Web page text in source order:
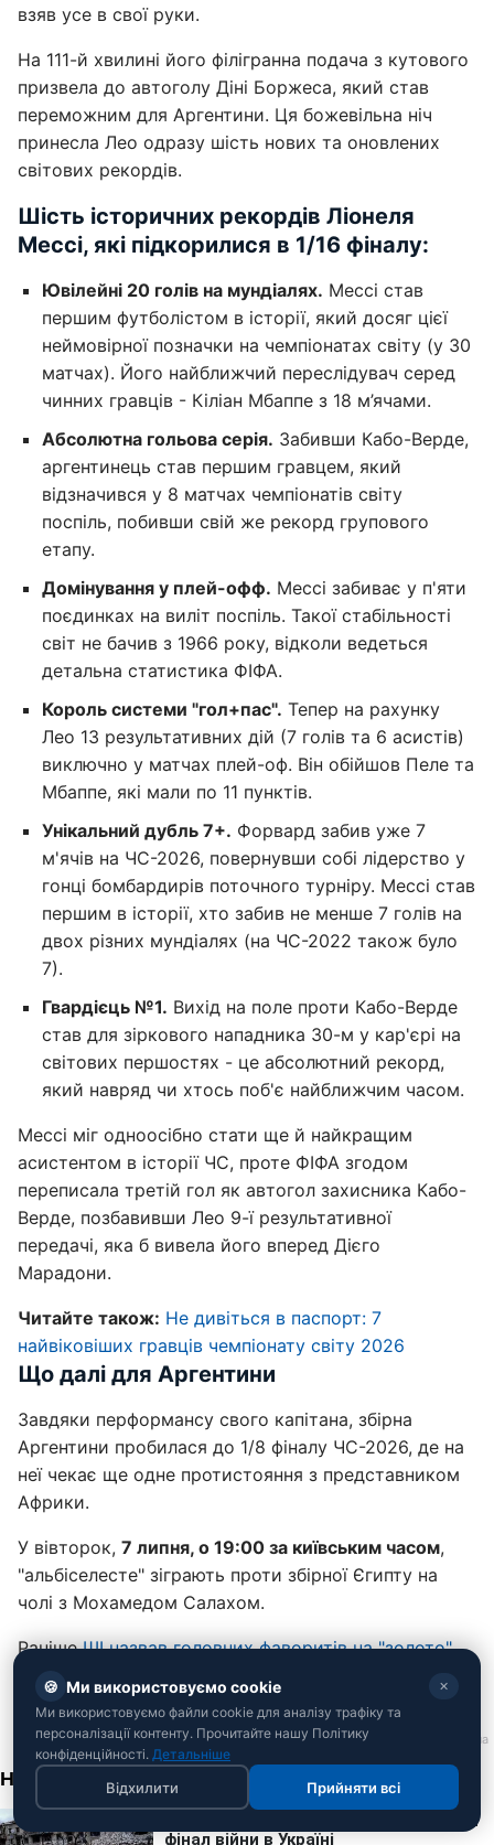
взяв усе в свої руки.
На 111-й хвилині його філігранна подача з кутового
призвела до автоголу Діні Боржеса, який став
переможним для Аргентини. Ця божевільна ніч
принесла Лео одразу шість нових та оновлених
світових рекордів.
Шість історичних рекордів Ліонеля
Мессі, які підкорилися в 1/16 фіналу:
Ювілейні 20 голів на мундіалях. Мессі став
першим футболістом в історії, який досяг цієї
неймовірної позначки на чемпіонатах світу (у 30
матчах). Його найближчий переслідувач серед
чинних гравців - Кіліан Мбаппе з 18 м’ячами.
Абсолютна гольова серія. Забивши Кабо-Верде,
аргентинець став першим гравцем, який
відзначився у 8 матчах чемпіонатів світу
поспіль, побивши свій же рекорд групового
етапу.
Домінування у плей-офф. Мессі забиває у п'яти
поєдинках на виліт поспіль. Такої стабільності
світ не бачив з 1966 року, відколи ведеться
детальна статистика ФІФА.
Король системи "гол+пас". Тепер на рахунку
Лео 13 результативних дій (7 голів та 6 асистів)
виключно у матчах плей-оф. Він обійшов Пеле та
Мбаппе, які мали по 11 пунктів.
Унікальний дубль 7+. Форвард забив уже 7
м'ячів на ЧС-2026, повернувши собі лідерство у
гонці бомбардирів поточного турніру. Мессі став
першим в історії, хто забив не менше 7 голів на
двох різних мундіалях (на ЧС-2022 також було
7).
Гвардієць №1. Вихід на поле проти Кабо-Верде
став для зіркового нападника 30-м у кар'єрі на
світових першостях - це абсолютний рекорд,
який навряд чи хтось поб'є найближчим часом.
Мессі міг одноосібно стати ще й найкращим
асистентом в історії ЧС, проте ФІФА згодом
переписала третій гол як автогол захисника Кабо-
Верде, позбавивши Лео 9-ї результативної
передачі, яка б вивела його вперед Дієго
Марадони.
Читайте також: Не дивіться в паспорт: 7
найвіковіших гравців чемпіонату світу 2026
Що далі для Аргентини
Завдяки перформансу свого капітана, збірна
Аргентини пробилася до 1/8 фіналу ЧС-2026, де на
неї чекає ще одне протистояння з представником
Африки.
У вівторок, 7 липня, о 19:00 за київським часом,
"альбіселесте" зіграють проти збірної Єгипту на
чолі з Мохамедом Салахом.
РанішеШІ назвав головних фаворитів на "золото"
ЧС-2026
перед стартом плей-офф.
🍪 Ми використовуємо cookie ✕
Ми використовуємо файли cookie для аналізу трафіку та
персоналізації контенту. Прочитайте нашу Політику
конфіденційності. Детальніше
Відхилити Прийняти всі